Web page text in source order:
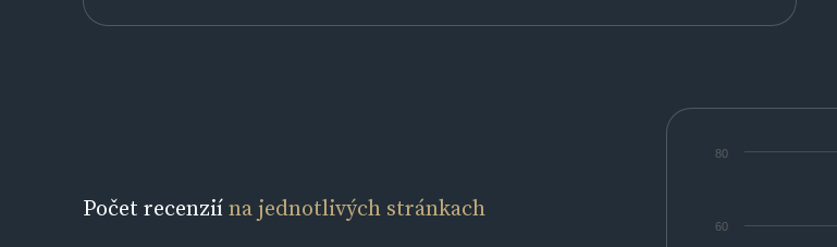
60
80
Počet recenziína jednotlivých stránkach